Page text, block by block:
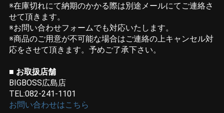
※在庫切れにて納期のかかる際は別途メールにてご連絡さ
せて頂きます。
※お問い合わせフォームでも対応いたします。
※商品のご用意が不可能な場合はご連絡の上キャンセル対
応をさせて頂きます。予めご了承下さい。
■ お取扱店舗
BIGBOSS広島店
TEL:082-241-1101
お問い合わせはこちら